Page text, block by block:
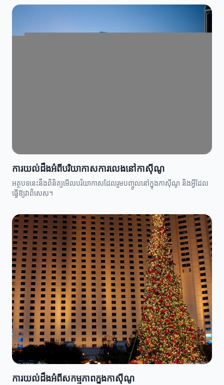
ការយល់ដឹងអំពីបរិយាកាសការលេងនៅកាស៊ីណូ
អត្ថបទនេះនឹងពិនិត្យមើលបរិយាកាសដែលរួមបញ្ចូលនៅក្នុងកាស៊ីណូ និងអ្វីដែល
ធ្វើឱ្យវាពិសេស។
ការយល់ដឹងអំពីសកម្មភាពក្នុងកាស៊ីណូ